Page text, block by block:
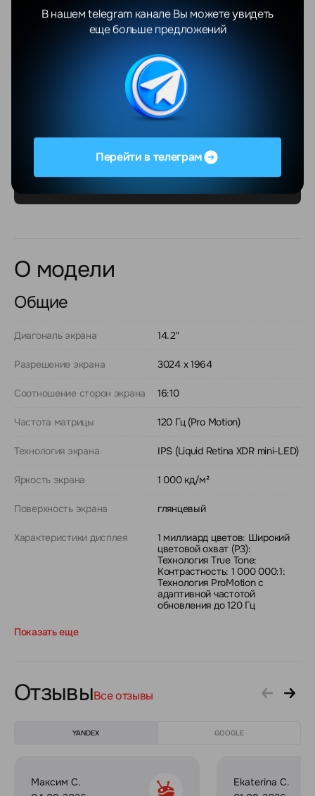
О модели
Общие
Диагональ экрана 14.2"
Разрешение экрана 3024 x 1964
Соотношение сторон экрана 16:10
Частота матрицы 120 Гц (Pro Motion)
Технология экрана IPS (Liquid Retina XDR mini-LED)
Яркость экрана 1 000 кд/м²
Поверхность экрана глянцевый
Характеристики дисплея
1 миллиард цветов: Широкий
цветовой охват (P3):
Технология True Tone:
Контрастность: 1 000 000:1:
Технология ProMotion с
адаптивной частотой
обновления до 120 Гц
Показать еще
ОтзывыВсе отзывы
YANDEX GOOGLE
Максим С.
Ekaterina C.
Перейти в телеграм
В нашем telegram канале Вы можете увидеть
еще больше предложений